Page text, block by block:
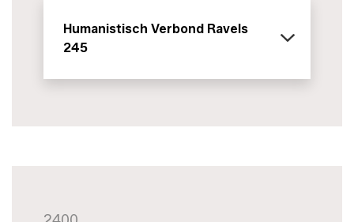
Humanistisch Verbond Ravels
245